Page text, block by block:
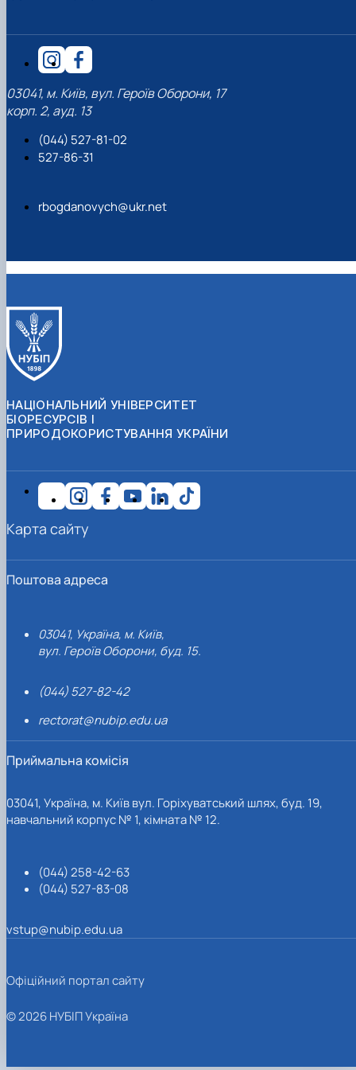
03041, м. Київ, вул. Героїв Оборони, 17
корп. 2, ауд. 13
(044) 527-81-02
527-86-31
rbogdanovych@ukr.net
НАЦІОНАЛЬНИЙ УНІВЕРСИТЕТ
БІОРЕСУРСІВ І
ПРИРОДОКОРИСТУВАННЯ УКРАЇНИ
Поштова адреса
03041, Україна, м. Київ,
вул. Героїв Оборони, буд. 15.
(044) 527-82-42
rectorat@nubip.edu.ua
Приймальна комісія
03041, Україна, м. Київ вул. Горіхуватський шлях, буд. 19,
навчальний корпус № 1, кімната № 12.
(044) 258-42-63
(044) 527-83-08
vstup@nubip.edu.ua
Карта сайту
Офіційний портал сайту
© 2026 НУБІП Україна